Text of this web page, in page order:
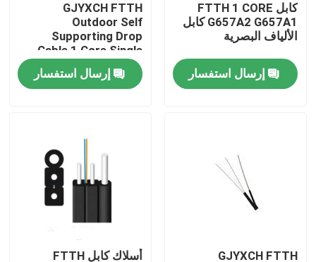
مراقبة الجودة
اتصل بنا
كابل الألياف البصرية في الهواء الطلق
كابلات الألياف البصرية الداخلية
كابل الألياف البصرية
كابل FTTH 1 CORE
G657A2 G657A1 كابل
الألياف البصرية
إرسال استفسار
GJYXCH FTTH
Outdoor Self
Supporting Drop
Cable 1 Core Single
Mode Figure 8 Fiber
Optic Cableإرسال استفسار
GJYXCH FTTH أسلاك كابل FTTH